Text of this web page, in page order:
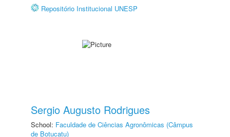
Repositório Institucional UNESP
Sergio Augusto Rodrigues
School: Faculdade de Ciências Agronômicas (Câmpus
de Botucatu)